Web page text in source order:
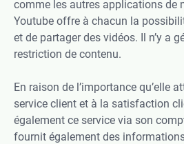
comme les autres applications de
Youtube offre à chacun la
et de partager des vidéos. Il n’y a
restriction de contenu.
En raison de l’importance qu’elle
service client et à la satisfaction
également ce service via son
fournit également des